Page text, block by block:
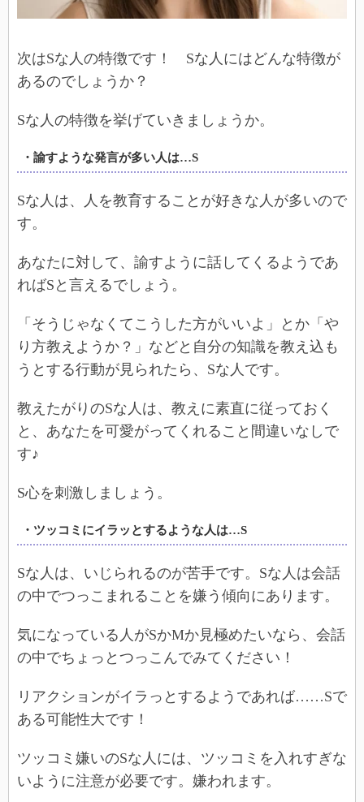
次はSな人の特徴です！ Sな人にはどんな特徴が
あるのでしょうか？
Sな人の特徴を挙げていきましょうか。
・諭すような発言が多い人は…S
Sな人は、人を教育することが好きな人が多いので
す。
あなたに対して、諭すように話してくるようであ
ればSと言えるでしょう。
「そうじゃなくてこうした方がいいよ」とか「や
り方教えようか？」などと自分の知識を教え込も
うとする行動が見られたら、Sな人です。
教えたがりのSな人は、教えに素直に従っておく
と、あなたを可愛がってくれること間違いなしで
す♪
S心を刺激しましょう。
・ツッコミにイラッとするような人は…S
Sな人は、いじられるのが苦手です。Sな人は会話
の中でつっこまれることを嫌う傾向にあります。
気になっている人がSかMか見極めたいなら、会話
の中でちょっとつっこんでみてください！
リアクションがイラっとするようであれば……Sで
ある可能性大です！
ツッコミ嫌いのSな人には、ツッコミを入れすぎな
いように注意が必要です。嫌われます。